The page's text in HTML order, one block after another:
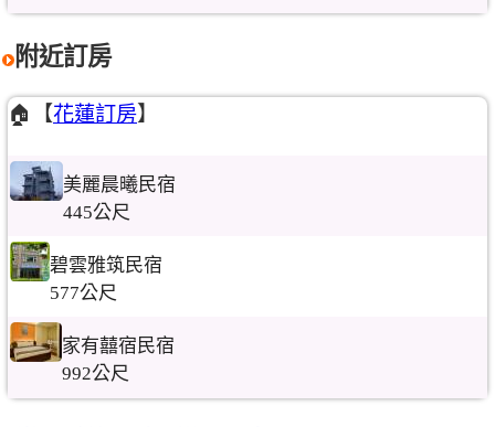
附近訂房
🏠【花蓮訂房】
美麗晨曦民宿
445公尺
碧雲雅筑民宿
577公尺
家有囍宿民宿
992公尺